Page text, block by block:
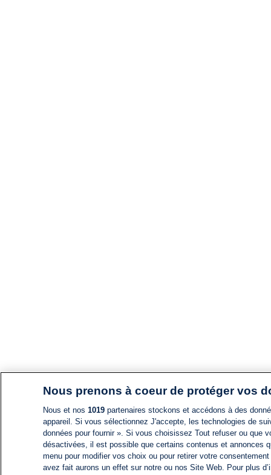
Nous prenons à coeur de protéger vos
Nous et nos 1019partenaires stockons et accédons à des
appareil. Si vous sélectionnez J'accepte, les technologies de
données pour fournir ». Si vous choisissez Tout refuser ou
désactivées, il est possible que certains contenus et annonces
menu pour modifier vos choix ou pour retirer votre
avez fait aurons un effet sur notre ou nos Site Web. Pour plus